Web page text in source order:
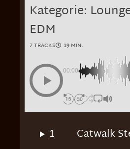
Kategorie:
EDM
7 TRACKS 19 MIN.
00:00
1 Catwalk